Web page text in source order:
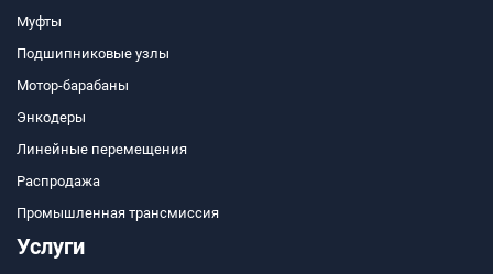
Муфты
Подшипниковые узлы
Мотор-барабаны
Энкодеры
Линейные перемещения
Распродажа
Промышленная трансмиссия
Услуги